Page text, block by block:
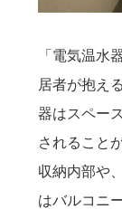
「電気温水
居者が抱え
器はスペー
されること
収納内部や
はバルコニ